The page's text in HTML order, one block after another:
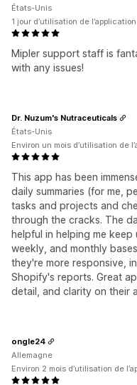
Mipler support staff is
with any issues!
États-Unis
1 jour d’utilisation de l’application
This app has been
daily summaries (for me,
tasks and projects and
through the cracks. The
helpful in helping me
weekly, and monthly
they're more responsive,
Shopify's reports. Great
detail, and clarity on their
Dr. Nuzum's Nutraceuticals
États-Unis
Environ un mois d’utilisation de
ongle24
Allemagne
Environ 2 mois d’utilisation de